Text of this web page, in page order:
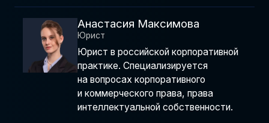
Анастасия Максимова
Юрист
Юрист в российской корпоративной
практике. Специализируется
на вопросах корпоративного
и коммерческого права, права
интеллектуальной собственности.